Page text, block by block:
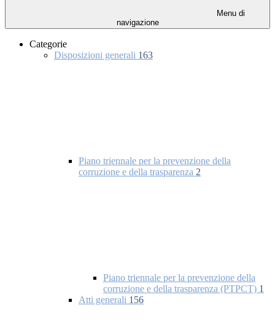
Menu di
navigazione
Categorie
Disposizioni generali 163
Piano triennale per la prevenzione della
corruzione e della trasparenza 2
Piano triennale per la prevenzione della
corruzione e della trasparenza (PTPCT) 1
Atti generali 156